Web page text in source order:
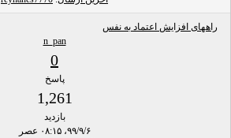
راههای افزایش اعتماد به نفس
n_pan
0
پاسخ
1,261
بازدید
۹۹/۹/۶، ۰۸:۱۵ عصر